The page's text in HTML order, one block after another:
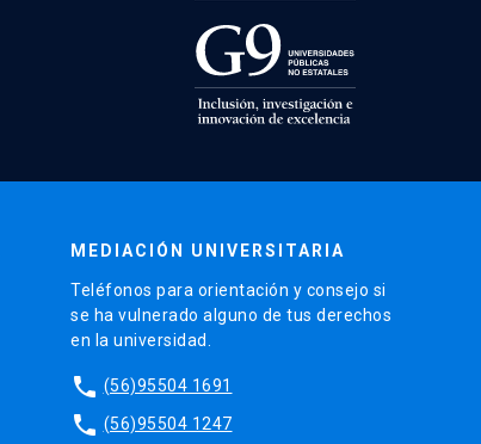
MEDIACIÓN UNIVERSITARIA
Teléfonos para orientación y consejo si
se ha vulnerado alguno de tus derechos
en la universidad.
phone (56)95504 1691
phone (56)95504 1247